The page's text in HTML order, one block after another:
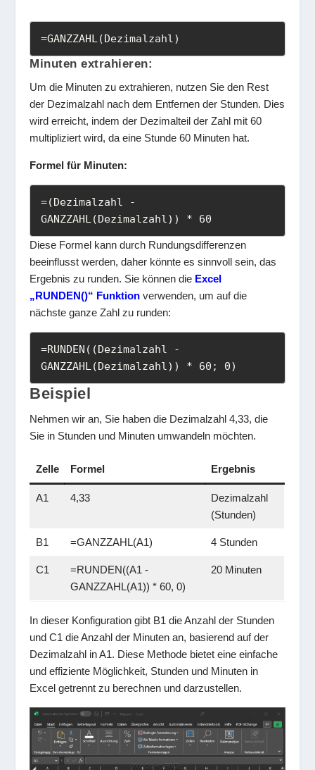
=GANZZAHL(Dezimalzahl)
Minuten extrahieren:
Um die Minuten zu extrahieren, nutzen Sie den Rest
der Dezimalzahl nach dem Entfernen der Stunden. Dies
wird erreicht, indem der Dezimalteil der Zahl mit 60
multipliziert wird, da eine Stunde 60 Minuten hat.
Formel für Minuten:
=(Dezimalzahl -
GANZZAHL(Dezimalzahl)) * 60
Diese Formel kann durch Rundungsdifferenzen
beeinflusst werden, daher könnte es sinnvoll sein, das
Ergebnis zu runden. Sie können die Excel
„RUNDEN()“ Funktion verwenden, um auf die
nächste ganze Zahl zu runden:
=RUNDEN((Dezimalzahl -
GANZZAHL(Dezimalzahl)) * 60; 0)
Beispiel
Nehmen wir an, Sie haben die Dezimalzahl 4,33, die
Sie in Stunden und Minuten umwandeln möchten.
Zelle Formel Ergebnis
A1 4,33
Dezimalzahl
(Stunden)
B1 =GANZZAHL(A1) 4 Stunden
C1
=RUNDEN((A1 -
GANZZAHL(A1)) * 60, 0)
20 Minuten
In dieser Konfiguration gibt B1 die Anzahl der Stunden
und C1 die Anzahl der Minuten an, basierend auf der
Dezimalzahl in A1. Diese Methode bietet eine einfache
und effiziente Möglichkeit, Stunden und Minuten in
Excel getrennt zu berechnen und darzustellen.